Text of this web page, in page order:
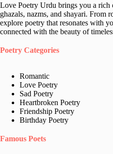
Love Poetry Urdu brings you a rich
ghazals, nazms, and shayari. From
explore poetry that resonates with
connected with the beauty of
Poetry Categories
Romantic
Love Poetry
Sad Poetry
Heartbroken Poetry
Friendship Poetry
Birthday Poetry
Famous Poets